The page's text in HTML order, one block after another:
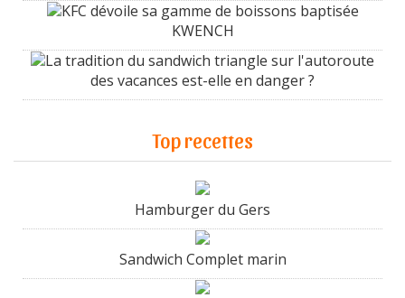
KFC dévoile sa gamme de boissons baptisée
KWENCH
La tradition du sandwich triangle sur l'autoroute
des vacances est-elle en danger ?
Top recettes
Hamburger du Gers
Sandwich Complet marin